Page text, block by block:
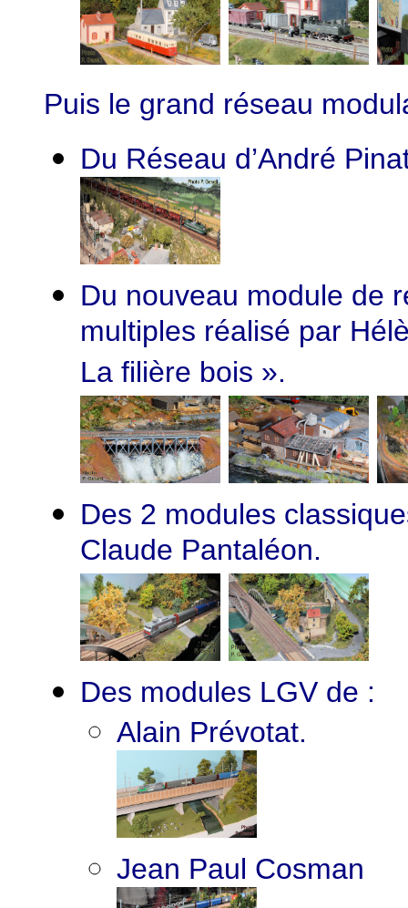
Puis le grand réseau
Du Réseau d’André
Du nouveau module de
multiples réalisé par
La filière bois ».
Des 2 modules
Claude Pantaléon.
Des modules LGV de :
Alain Prévotat.
Jean Paul Cosman